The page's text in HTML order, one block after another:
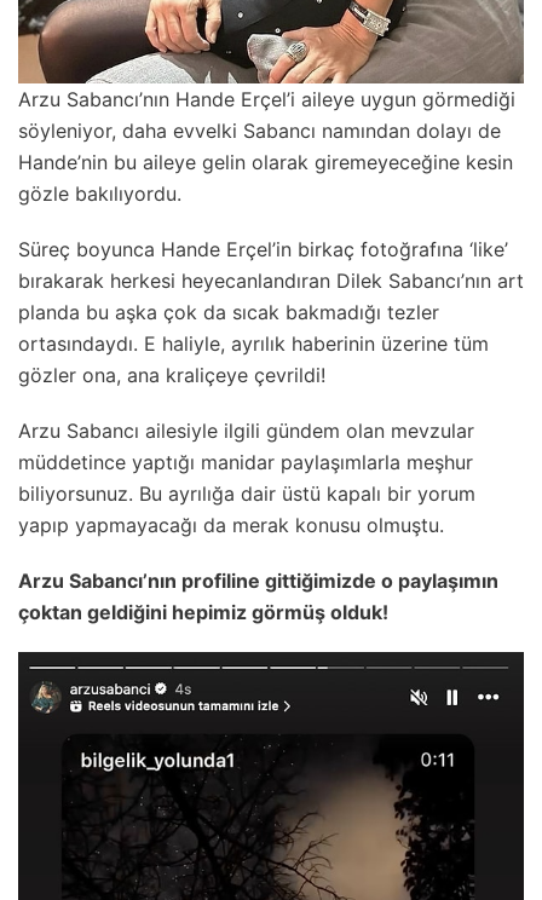
Arzu Sabancı’nın Hande Erçel’i aileye uygun görmediği
söyleniyor, daha evvelki Sabancı namından dolayı de
Hande’nin bu aileye gelin olarak giremeyeceğine kesin
gözle bakılıyordu.
Süreç boyunca Hande Erçel’in birkaç fotoğrafına ‘like’
bırakarak herkesi heyecanlandıran Dilek Sabancı’nın art
planda bu aşka çok da sıcak bakmadığı tezler
ortasındaydı. E haliyle, ayrılık haberinin üzerine tüm
gözler ona, ana kraliçeye çevrildi!
Arzu Sabancı ailesiyle ilgili gündem olan mevzular
müddetince yaptığı manidar paylaşımlarla meşhur
biliyorsunuz. Bu ayrılığa dair üstü kapalı bir yorum
yapıp yapmayacağı da merak konusu olmuştu.
Arzu Sabancı’nın profiline gittiğimizde o paylaşımın
çoktan geldiğini hepimiz görmüş olduk!